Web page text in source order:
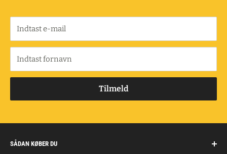
Indtast e-mail
Indtast fornavn
Tilmeld
SÅDAN KØBER DU